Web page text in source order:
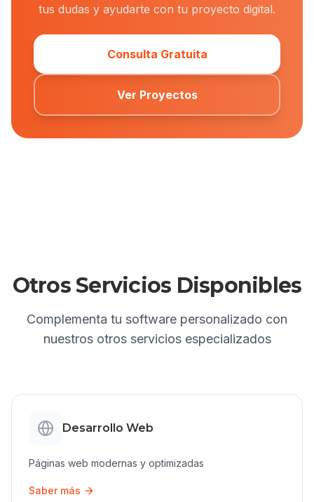
tus dudas y ayudarte con tu proyecto digital.
Consulta Gratuita
Ver Proyectos
Otros Servicios Disponibles
Complementa tu software personalizado con
nuestros otros servicios especializados
Desarrollo Web
Páginas web modernas y optimizadas
Saber más